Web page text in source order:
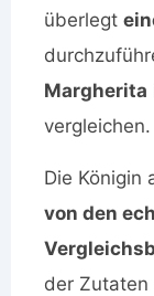
überlegt
Margherita
vergleichen.
Die Königin
von den
der Zutaten